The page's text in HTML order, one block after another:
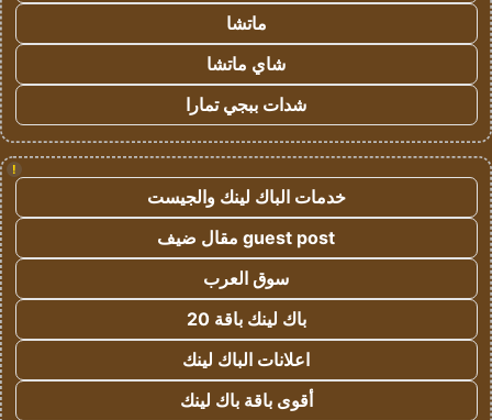
ماتشا
شاي ماتشا
شدات ببجي تمارا
!
خدمات الباك لينك والجيست
guest post مقال ضيف
سوق العرب
باك لينك باقة 20
اعلانات الباك لينك
أقوى باقة باك لينك